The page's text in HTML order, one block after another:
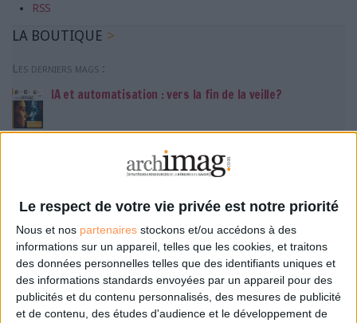
Le respect de votre vie privée est notre priorité
Nous et nos partenaires stockons et/ou accédons à des
informations sur un appareil, telles que les cookies, et traitons
des données personnelles telles que des identifiants uniques et
des informations standards envoyées par un appareil pour des
publicités et du contenu personnalisés, des mesures de publicité
et de contenu, des études d'audience et le développement de
RSS
LA BOUTIQUE
Les derniers mags :
IA et automatisation : vers la fin de la veille?
Bibliothèques : comment survivre face aux pressions?
DSI du secteur public : le pivot de la transformation
Les derniers guides :
IA génératives : cas d’usage et retours d’expérience